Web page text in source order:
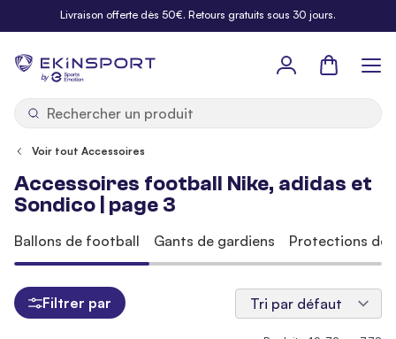
Allez au contenuLivraison offerte dès 50€. Retours gratuits sous 30 jours.
by
Panier
Voir tout Accessoires
Accessoires football Nike, adidas et
Sondico | page 3
Ballons de football Gants de gardiens Protections de
Filtrer par